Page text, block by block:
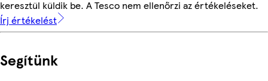
keresztül küldik be. A Tesco nem ellenőrzi az értékeléseket.
Írj értékelést
Segítünk